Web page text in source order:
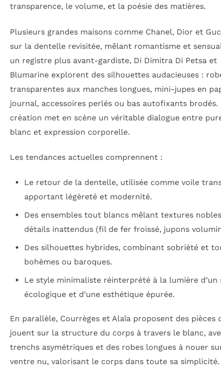
transparence, le volume, et la poésie des matières.
Plusieurs grandes maisons comme Chanel, Dior et
sur la dentelle revisitée, mêlant romantisme et
un registre plus avant-gardiste, Di Dimitra Di Petsa et
Blumarine explorent des silhouettes audacieuses :
transparentes aux manches longues, mini-jupes en
journal, accessoires perlés ou bas autofixants brodés.
création met en scène un véritable dialogue entre
blanc et expression corporelle.
Les tendances actuelles comprennent :
Le retour de la dentelle, utilisée comme voile
apportant légèreté et modernité.
Des ensembles tout blancs mêlant textures
détails inattendus (fil de fer froissé, jupons
Des silhouettes hybrides, combinant sobriété et
bohèmes ou baroques.
Le style minimaliste réinterprété à la lumière d’un
écologique et d’une esthétique épurée.
En parallèle, Courrèges et Alaïa proposent des pièces
jouent sur la structure du corps à travers le blanc,
trenchs asymétriques et des robes longues à nouer
ventre nu, valorisant le corps dans toute sa simplicité.